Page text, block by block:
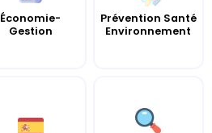
Économie-
Gestion
Prévention Santé
Environnement